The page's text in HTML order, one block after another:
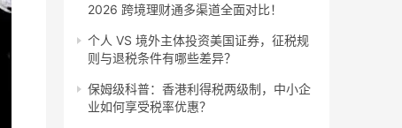
2026 跨境理财通多渠道全面对比！
个人 VS 境外主体投资美国证券，征税规
则与退税条件有哪些差异？
保姆级科普：香港利得税两级制，中小企
业如何享受税率优惠？